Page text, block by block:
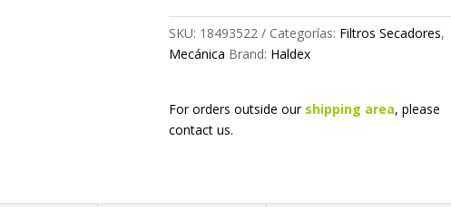
cantidad
SKU: 18493522 Categorías: Filtros Secadores,
Mecánica Brand: Haldex
For orders outside our shipping area, please
contact us.